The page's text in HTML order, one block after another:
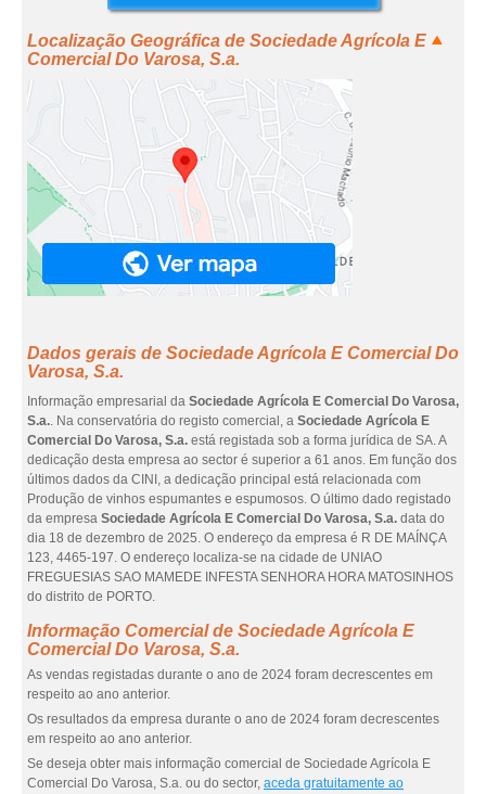
Localização Geográfica de Sociedade Agrícola E
Comercial Do Varosa, S.a.
Dados gerais de Sociedade Agrícola E Comercial Do
Varosa, S.a.
Informação empresarial da Sociedade Agrícola E Comercial Do Varosa,
S.a.. Na conservatória do registo comercial, a Sociedade Agrícola E
Comercial Do Varosa, S.a. está registada sob a forma jurídica de SA. A
dedicação desta empresa ao sector é superior a 61 anos. Em função dos
últimos dados da CINI, a dedicação principal está relacionada com
Produção de vinhos espumantes e espumosos. O último dado registado
da empresa Sociedade Agrícola E Comercial Do Varosa, S.a. data do
dia 18 de dezembro de 2025. O endereço da empresa é R DE MAÍNÇA
123, 4465-197. O endereço localiza-se na cidade de UNIAO
FREGUESIAS SAO MAMEDE INFESTA SENHORA HORA MATOSINHOS
do distrito de PORTO.
Informação Comercial de Sociedade Agrícola E
Comercial Do Varosa, S.a.
As vendas registadas durante o ano de 2024 foram decrescentes em
respeito ao ano anterior.
Os resultados da empresa durante o ano de 2024 foram decrescentes
em respeito ao ano anterior.
Se deseja obter mais informação comercial de Sociedade Agrícola E
Comercial Do Varosa, S.a. ou do sector, aceda gratuitamente ao